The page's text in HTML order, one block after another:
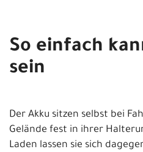
So einfach
sein
Der Akku sitzen selbst bei
Gelände fest in ihrer
Laden lassen sie sich